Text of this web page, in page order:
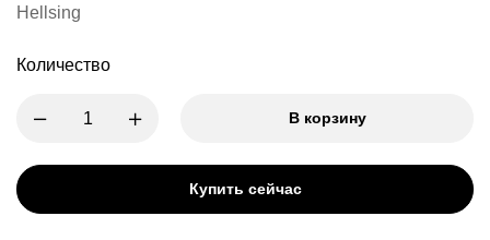
Hellsing
Количество
В корзину
Купить сейчас